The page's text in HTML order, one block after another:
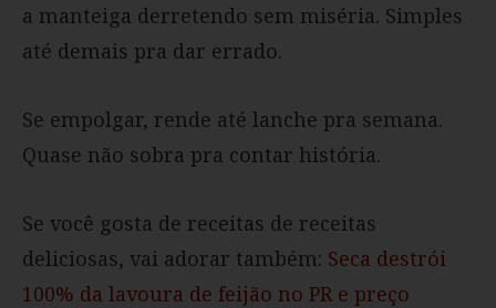
a manteiga derretendo sem miséria. Simples
até demais pra dar errado.
Se empolgar, rende até lanche pra semana.
Quase não sobra pra contar história.
Se você gosta de receitas de receitas
deliciosas, vai adorar também: Seca destrói
100% da lavoura de feijão no PR e preço